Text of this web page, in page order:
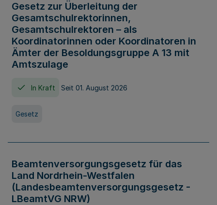
Gesetz zur Überleitung der
Gesamtschulrektorinnen,
Gesamtschulrektoren – als
Koordinatorinnen oder Koordinatoren in
Ämter der Besoldungsgruppe A 13 mit
Amtszulage
In Kraft Seit 01. August 2026
Gesetz
Beamtenversorgungsgesetz für das
Land Nordrhein-Westfalen
(Landesbeamtenversorgungsgesetz -
LBeamtVG NRW)